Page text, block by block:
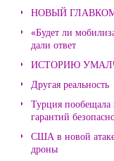
НОВЫЙ
«Будет ли
дали ответ
ИСТОРИЮ
Другая реальность
Турция пообещала
гарантий
США в новой
дроны